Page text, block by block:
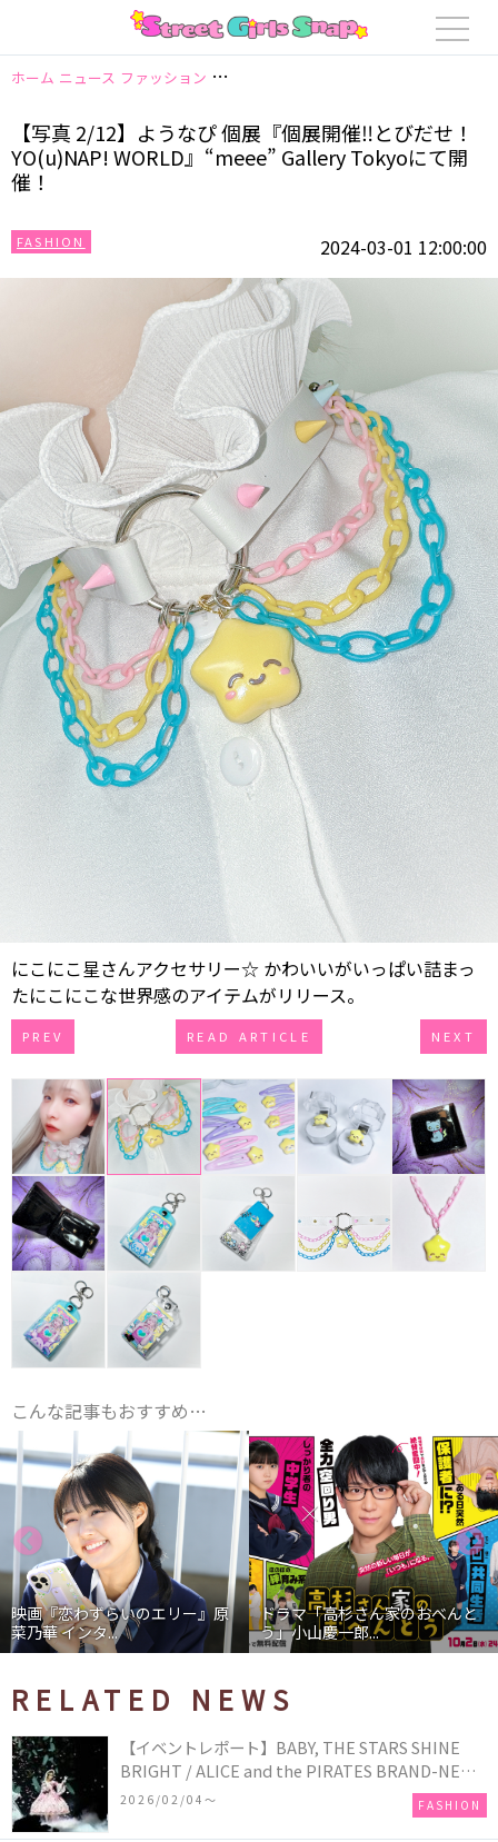
ホーム ニュース ファッション 【写真 2/12】ようなぴ 個展『個展開催‼︎と
【写真 2/12】ようなぴ 個展『個展開催‼︎とびだせ！
YO(u)NAP! WORLD』“meee” Gallery Tokyoにて開
催！
FASHION 2024-03-01 12:00:00
にこにこ星さんアクセサリー☆ かわいいがいっぱい詰まっ
たにこにこな世界感のアイテムがリリース。
PREV READ ARTICLE NEXT
こんな記事もおすすめ…
映画『恋わずらいのエリー』原
菜乃華 インタ...
ドラマ「高杉さん家のおべんと
う」小山慶一郎...
RELATED NEWS
【イベントレポート】BABY, THE STARS SHINE
BRIGHT / ALICE and the PIRATES BRAND-NEW
COLLECTION in TOKYO
2026/02/04〜 FASHION